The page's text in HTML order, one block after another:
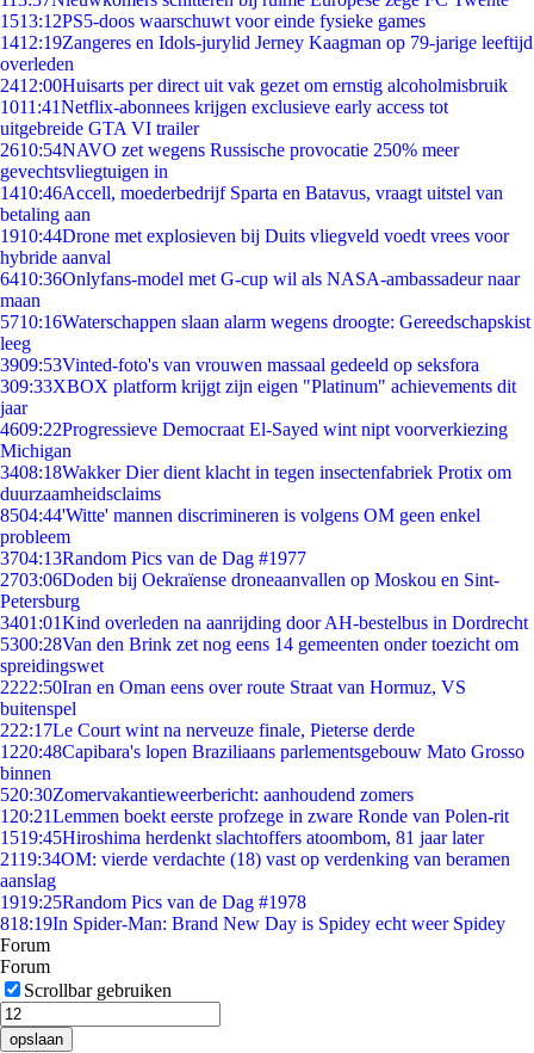
1513:12PS5-doos waarschuwt voor einde fysieke games
1412:19Zangeres en Idols-jurylid Jerney Kaagman op 79-jarige leeftijd
overleden
2412:00Huisarts per direct uit vak gezet om ernstig alcoholmisbruik
1011:41Netflix-abonnees krijgen exclusieve early access tot
uitgebreide GTA VI trailer
2610:54NAVO zet wegens Russische provocatie 250% meer
gevechtsvliegtuigen in
1410:46Accell, moederbedrijf Sparta en Batavus, vraagt uitstel van
betaling aan
1910:44Drone met explosieven bij Duits vliegveld voedt vrees voor
hybride aanval
6410:36Onlyfans-model met G-cup wil als NASA-ambassadeur naar
maan
5710:16Waterschappen slaan alarm wegens droogte: Gereedschapskist
leeg
3909:53Vinted-foto's van vrouwen massaal gedeeld op seksfora
309:33XBOX platform krijgt zijn eigen "Platinum" achievements dit
jaar
4609:22Progressieve Democraat El-Sayed wint nipt voorverkiezing
Michigan
3408:18Wakker Dier dient klacht in tegen insectenfabriek Protix om
duurzaamheidsclaims
8504:44'Witte' mannen discrimineren is volgens OM geen enkel
probleem
3704:13Random Pics van de Dag #1977
2703:06Doden bij Oekraïense droneaanvallen op Moskou en Sint-
Petersburg
3401:01Kind overleden na aanrijding door AH-bestelbus in Dordrecht
5300:28Van den Brink zet nog eens 14 gemeenten onder toezicht om
spreidingswet
2222:50Iran en Oman eens over route Straat van Hormuz, VS
buitenspel
222:17Le Court wint na nerveuze finale, Pieterse derde
1220:48Capibara's lopen Braziliaans parlementsgebouw Mato Grosso
binnen
520:30Zomervakantieweerbericht: aanhoudend zomers
1 20:21Lemmen boekt eerste profzege in zware Ronde van Polen-rit
1519:45Hiroshima herdenkt slachtoffers atoombom, 81 jaar later
2119:34OM: vierde verdachte (18) vast op verdenking van beramen
aanslag
1919:25Random Pics van de Dag #1978
818:19In Spider-Man: Brand New Day is Spidey echt weer Spidey
Forum
Forum
Scrollbar gebruiken
opslaan